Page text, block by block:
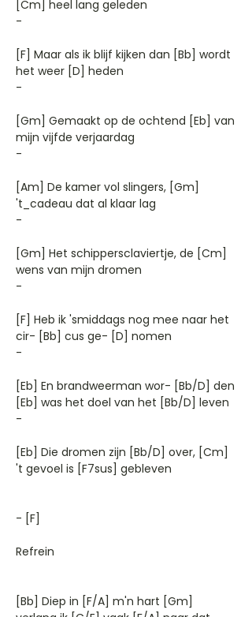
[Cm] heel lang geleden
-
[F] Maar als ik blijf kijken dan [Bb] wordt
het weer [D] heden
-
[Gm] Gemaakt op de ochtend [Eb] van
mijn vijfde verjaardag
-
[Am] De kamer vol slingers, [Gm]
't_cadeau dat al klaar lag
-
[Gm] Het schippersclaviertje, de [Cm]
wens van mijn dromen
-
[F] Heb ik 'smiddags nog mee naar het
cir- [Bb] cus ge- [D] nomen
-
[Eb] En brandweerman wor- [Bb/D] den
[Eb] was het doel van het [Bb/D] leven
-
[Eb] Die dromen zijn [Bb/D] over, [Cm]
't gevoel is [F7sus] gebleven
- [F]
Refrein
[Bb] Diep in [F/A] m'n hart [Gm]